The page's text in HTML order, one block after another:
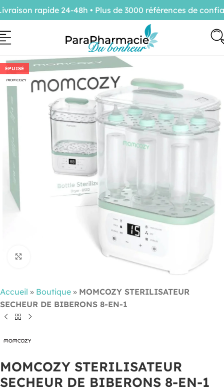
ÉPUISÉ
Cliquez pour agrandir
Accueil » Boutique » MOMCOZY STERILISATEUR
SECHEUR DE BIBERONS 8-EN-1
MOMCOZY STERILISATEUR
SECHEUR DE BIBERONS 8-EN-1
rapide 24-48h • Plus de 3000 références de